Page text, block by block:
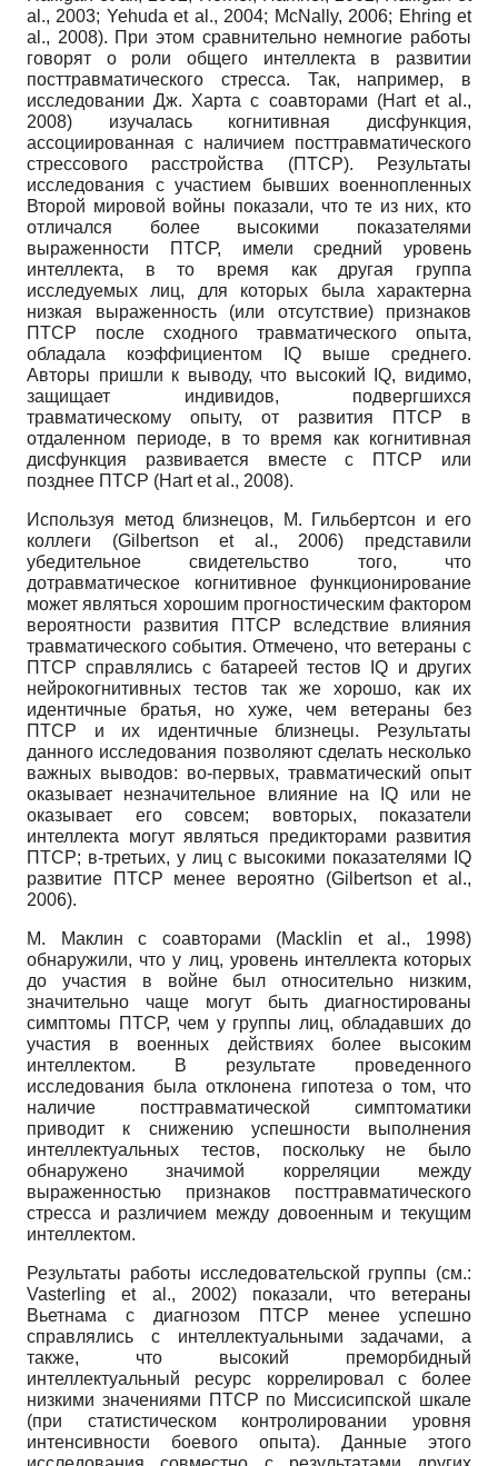
al., 2003; Yehuda et al., 2004; McNally, 2006; Ehring et
al., 2008). При этом сравнительно немногие работы
говорят о роли общего интеллекта в развитии
посттравматического стресса. Так, например, в
исследовании Дж. Харта с соавторами (Hart et al.,
2008) изучалась когнитивная дисфункция,
ассоциированная с наличием посттравматического
стрессового расстройства (ПТСР). Результаты
исследования с участием бывших военнопленных
Второй мировой войны показали, что те из них, кто
отличался более высокими показателями
выраженности ПТСР, имели средний уровень
интеллекта, в то время как другая группа
исследуемых лиц, для которых была характерна
низкая выраженность (или отсутствие) признаков
ПТСР после сходного травматического опыта,
обладала коэффициентом IQ выше среднего.
Авторы пришли к выводу, что высокий IQ, видимо,
защищает индивидов, подвергшихся
травматическому опыту, от развития ПТСР в
отдаленном периоде, в то время как когнитивная
дисфункция развивается вместе с ПТСР или
позднее ПТСР (Hart et al., 2008).
Используя метод близнецов, М. Гильбертсон и его
коллеги (Gilbertson et al., 2006) представили
убедительное свидетельство того, что
дотравматическое когнитивное функционирование
может являться хорошим прогностическим фактором
вероятности развития ПТСР вследствие влияния
травматического события. Отмечено, что ветераны с
ПТСР справлялись с батареей тестов IQ и других
нейрокогнитивных тестов так же хорошо, как их
идентичные братья, но хуже, чем ветераны без
ПТСР и их идентичные близнецы. Результаты
данного исследования позволяют сделать несколько
важных выводов: во-первых, травматический опыт
оказывает незначительное влияние на IQ или не
оказывает его совсем; вовторых, показатели
интеллекта могут являться предикторами развития
ПТСР; в-третьих, у лиц с высокими показателями IQ
развитие ПТСР менее вероятно (Gilbertson et al.,
2006).
М. Маклин с соавторами (Macklin et al., 1998)
обнаружили, что у лиц, уровень интеллекта которых
до участия в войне был относительно низким,
значительно чаще могут быть диагностированы
симптомы ПТСР, чем у группы лиц, обладавших до
участия в военных действиях более высоким
интеллектом. В результате проведенного
исследования была отклонена гипотеза о том, что
наличие посттравматической симптоматики
приводит к снижению успешности выполнения
интеллектуальных тестов, поскольку не было
обнаружено значимой корреляции между
выраженностью признаков посттравматического
стресса и различием между довоенным и текущим
интеллектом.
Результаты работы исследовательской группы (см.:
Vasterling et al., 2002) показали, что ветераны
Вьетнама с диагнозом ПТСР менее успешно
справлялись с интеллектуальными задачами, а
также, что высокий преморбидный
интеллектуальный ресурс коррелировал с более
низкими значениями ПТСР по Миссисипской шкале
(при статистическом контролировании уровня
интенсивности боевого опыта). Данные этого